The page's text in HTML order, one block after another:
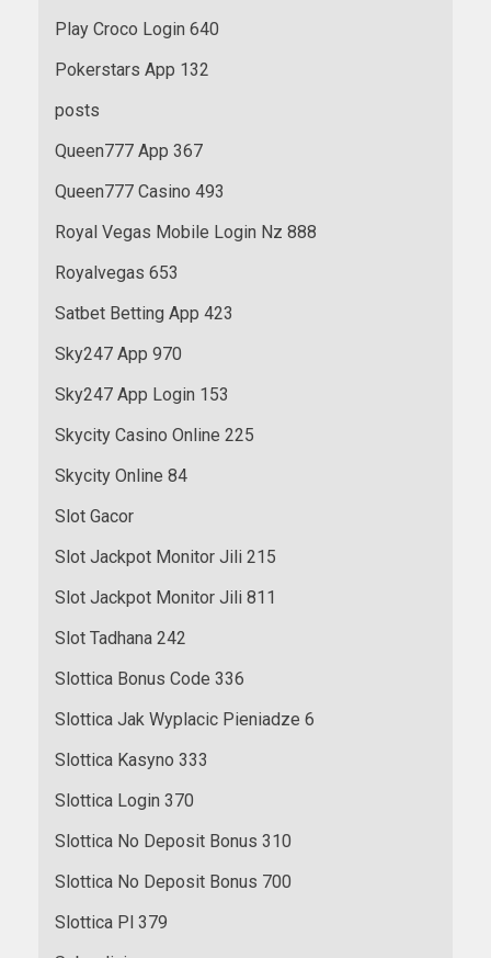
Play Croco Login 640
Pokerstars App 132
posts
Queen777 App 367
Queen777 Casino 493
Royal Vegas Mobile Login Nz 888
Royalvegas 653
Satbet Betting App 423
Sky247 App 970
Sky247 App Login 153
Skycity Casino Online 225
Skycity Online 84
Slot Gacor
Slot Jackpot Monitor Jili 215
Slot Jackpot Monitor Jili 811
Slot Tadhana 242
Slottica Bonus Code 336
Slottica Jak Wyplacic Pieniadze 6
Slottica Kasyno 333
Slottica Login 370
Slottica No Deposit Bonus 310
Slottica No Deposit Bonus 700
Slottica Pl 379